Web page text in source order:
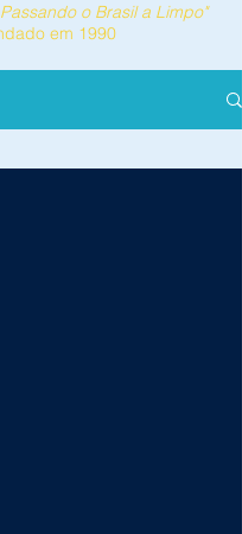
o Brasil a Limpo"
em 1990